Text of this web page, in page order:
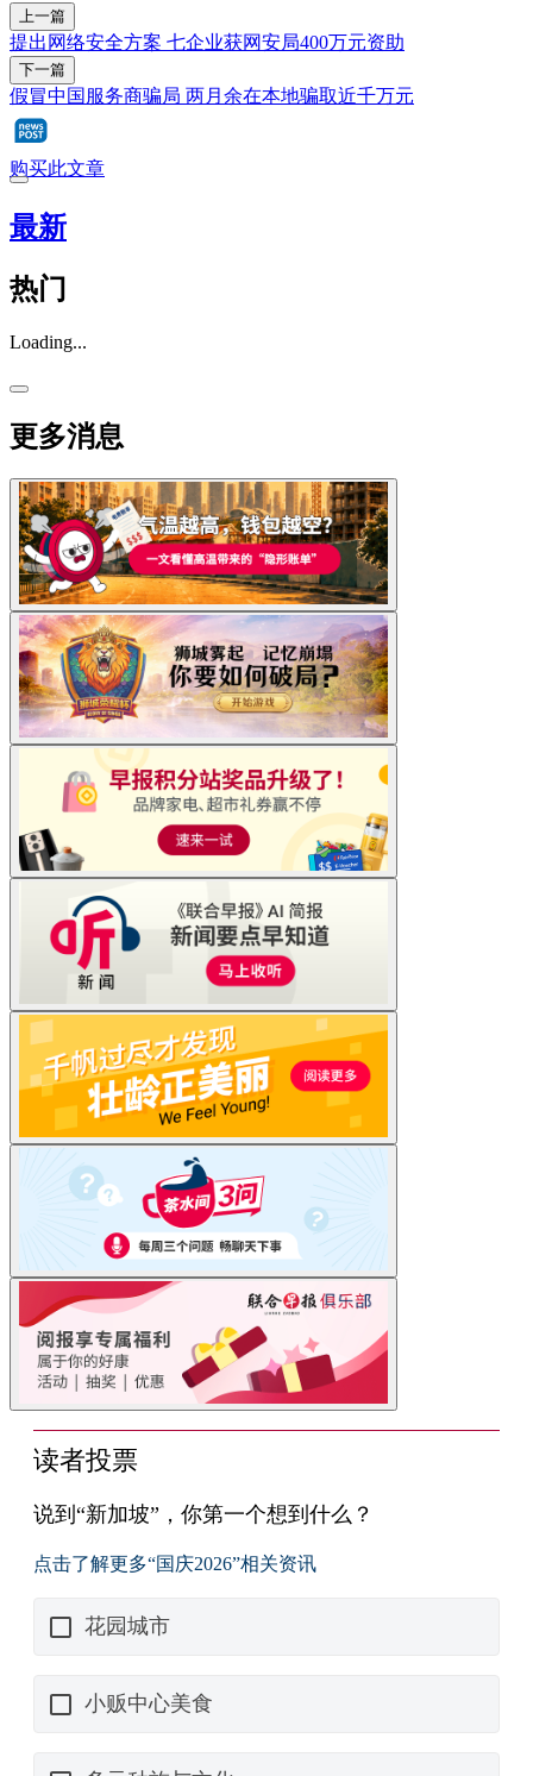
上一篇
提出网络安全方案 七企业获网安局400万元资助
下一篇
假冒中国服务商骗局 两月余在本地骗取近千万元
购买此文章
最新
热门
Loading...
更多消息